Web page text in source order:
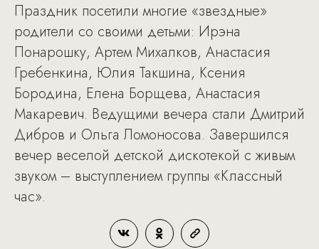
Праздник посетили многие «звездные»
родители со своими детьми: Ирэна
Понарошку, Артем Михалков, Анастасия
Гребенкина, Юлия Такшина, Ксения
Бородина, Елена Борщева, Анастасия
Макаревич. Ведущими вечера стали Дмитрий
Дибров и Ольга Ломоносова. Завершился
вечер веселой детской дискотекой с живым
звуком – выступлением группы «Классный
час».